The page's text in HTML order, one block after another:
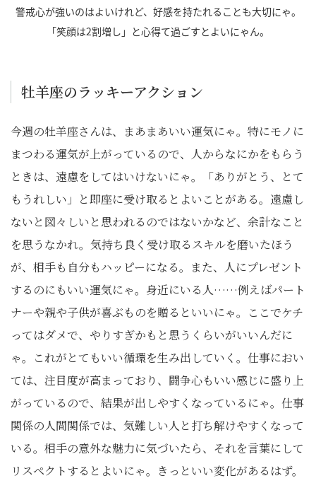
警戒心が強いのはよいけれど、好感を持たれることも大切にゃ。
「笑顔は2割増し」と心得て過ごすとよいにゃん。
牡羊座のラッキーアクション
今週の牡羊座さんは、まあまあいい運気にゃ。特にモノに
まつわる運気が上がっているので、人からなにかをもらう
ときは、遠慮をしてはいけないにゃ。「ありがとう、とて
もうれしい」と即座に受け取るとよいことがある。遠慮し
ないと図々しいと思われるのではないかなど、余計なこと
を思うなかれ。気持ち良く受け取るスキルを磨いたほう
が、相手も自分もハッピーになる。また、人にプレゼント
するのにもいい運気にゃ。身近にいる人……例えばパート
ナーや親や子供が喜ぶものを贈るといいにゃ。ここでケチ
ってはダメで、やりすぎかもと思うくらいがいいんだに
ゃ。これがとてもいい循環を生み出していく。仕事におい
ては、注目度が高まっており、闘争心もいい感じに盛り上
がっているので、結果が出しやすくなっているにゃ。仕事
関係の人間関係では、気難しい人と打ち解けやすくなって
いる。相手の意外な魅力に気づいたら、それを言葉にして
リスペクトするとよいにゃ。きっといい変化があるはず。